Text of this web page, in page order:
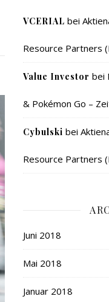
VCERIAL bei
Resource Partners
Value Investor bei
& Pokémon Go –
Cybulski bei
Resource Partners
Juni 2018
Mai 2018
Januar 2018